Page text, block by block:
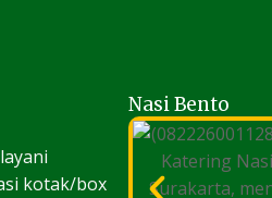
kotak/box
Nasi Bento